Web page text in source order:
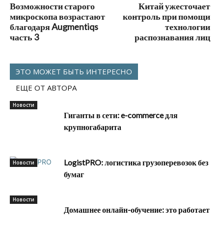
Возможности старого
микроскопа возрастают
благодаря Augmentiqs
часть 3
Китай ужесточает
контроль при помощи
технологии
распознавания лиц
ЭТО МОЖЕТ БЫТЬ ИНТЕРЕСНО
ЕЩЕ ОТ АВТОРА
Новости
Гиганты в сети: e-commerce для
крупногабарита
Новости
LogistPRO: логистика грузоперевозок без
бумаг
Новости
Домашнее онлайн-обучение: это работает